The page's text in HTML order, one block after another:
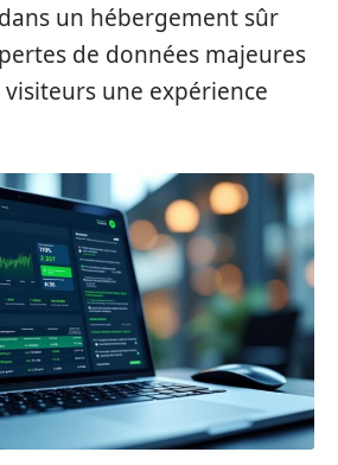
un hébergement sûr
de données majeures
une expérience